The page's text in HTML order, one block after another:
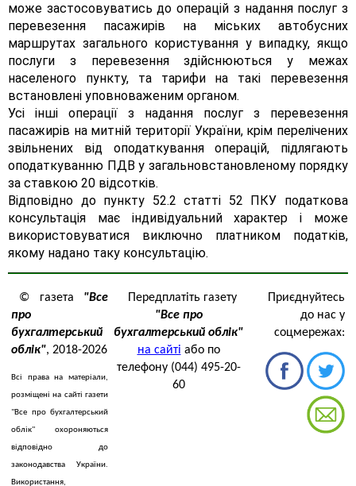
може застосовуватись до операцій з надання послуг з
перевезення пасажирів на міських автобусних
маршрутах загального користування у випадку, якщо
послуги з перевезення здійснюються у межах
населеного пункту, та тарифи на такі перевезення
встановлені уповноваженим органом.
Усі інші операції з надання послуг з перевезення
пасажирів на митній території України, крім перелічених
звільнених від оподаткування операцій, підлягають
оподаткуванню ПДВ у загальновстановленому порядку
за ставкою 20 відсотків.
Відповідно до пункту 52.2 статті 52 ПКУ податкова
консультація має індивідуальний характер і може
використовуватися виключно платником податків,
якому надано таку консультацію.
© газета "Все
про
бухгалтерський
облік", 2018-2026
Всі права на матеріали,
розміщені на сайті газети
"Все про бухгалтерський
облік" охороняються
відповідно до
законодавства України.
Використання,
Передплатіть газету
"Все про
бухгалтерський облік"
на сайті або по
телефону (044) 495-20-
60
Приєднуйтесь
до нас у
соцмережах: